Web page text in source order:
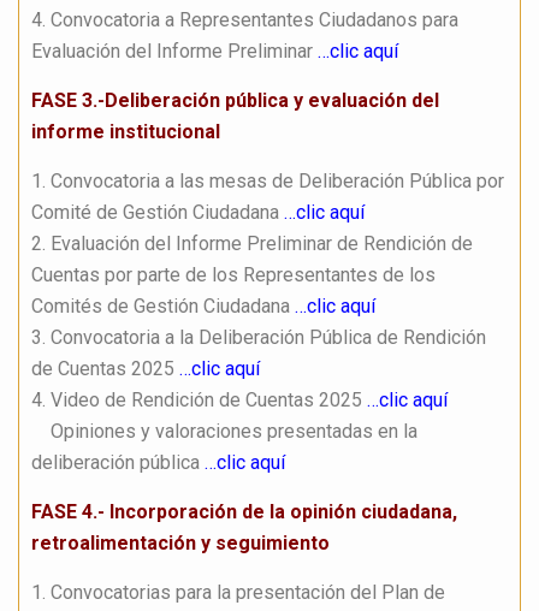
4. Convocatoria a Representantes Ciudadanos para
Evaluación del Informe Preliminar …clic aquí
FASE 3.-Deliberación pública y evaluación del
informe institucional
1. Convocatoria a las mesas de Deliberación Pública por
Comité de Gestión Ciudadana …clic aquí
2. Evaluación del Informe Preliminar de Rendición de
Cuentas por parte de los Representantes de los
Comités de Gestión Ciudadana …clic aquí
3. Convocatoria a la Deliberación Pública de Rendición
de Cuentas 2025 …clic aquí
4. Video de Rendición de Cuentas 2025 …clic aquí
Opiniones y valoraciones presentadas en la
deliberación pública …clic aquí
FASE 4.- Incorporación de la opinión ciudadana,
retroalimentación y seguimiento
1. Convocatorias para la presentación del Plan de